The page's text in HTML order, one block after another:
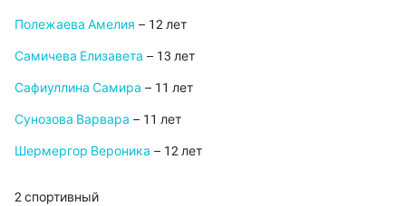
Полежаева Амелия – 12 лет
Самичева Елизавета – 13 лет
Сафиуллина Самира – 11 лет
Сунозова Варвара – 11 лет
Шермергор Вероника – 12 лет
2 спортивный